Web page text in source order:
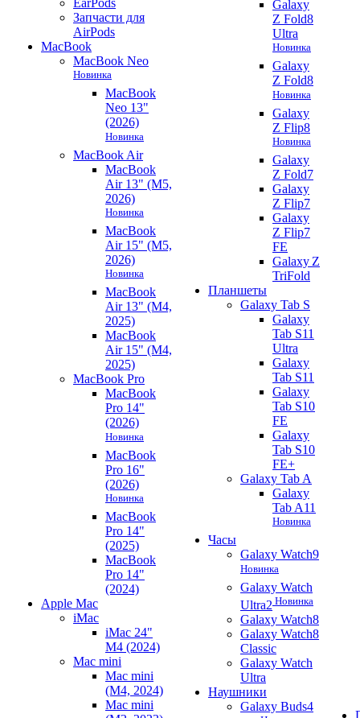
EarPods
Запчасти для
AirPods
MacBook
MacBook Neo
Новинка
MacBook
Neo 13"
(2026)
Новинка
MacBook Air
MacBook
Air 13" (M5,
2026)
Новинка
MacBook
Air 15" (M5,
2026)
Новинка
MacBook
Air 13" (M4,
2025)
MacBook
Air 15" (M4,
2025)
MacBook Pro
MacBook
Pro 14"
(2026)
Новинка
MacBook
Pro 16"
(2026)
Новинка
MacBook
Pro 14"
(2025)
MacBook
Pro 14"
(2024)
Apple Mac
iMac
iMac 24"
M4 (2024)
Mac mini
Mac mini
(M4, 2024)
Mac mini
Galaxy
Z Fold8
Ultra
Новинка
Galaxy
Z Fold8
Новинка
Galaxy
Z Flip8
Новинка
Galaxy
Z Fold7
Galaxy
Z Flip7
Galaxy
Z Flip7
FE
Galaxy Z
TriFold
Планшеты
Galaxy Tab S
Galaxy
Tab S11
Ultra
Galaxy
Tab S11
Galaxy
Tab S10
FE
Galaxy
Tab S10
FE+
Galaxy Tab A
Galaxy
Tab A11
Новинка
Часы
Galaxy Watch9
Новинка
Galaxy Watch
Ultra2 Новинка
Galaxy Watch8
Galaxy Watch8
Classic
Galaxy Watch
Ultra
Наушники
Galaxy Buds4